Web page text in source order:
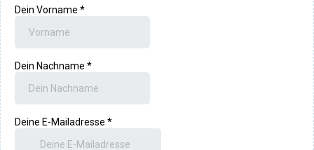
Dein Vorname *
Dein Nachname *
Deine E-Mailadresse *